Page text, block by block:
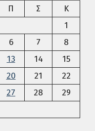
Π Παρασκευή
Σ Σάββατο
Κ
1
6 7
8
13 14
15
20 21
22
27 28
29